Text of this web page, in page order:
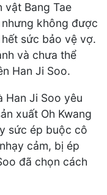
vật Bang Tae
không được
sức bảo vệ vợ.
và chưa thể
Han Ji Soo.
Han Ji Soo yêu
xuất Oh Kwang
sức ép buộc cô
cảm, bị ép
đã chọn cách